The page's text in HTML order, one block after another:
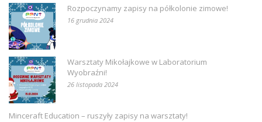
Rozpoczynamy zapisy na półkolonie zimowe!
16 grudnia 2024
Warsztaty Mikołajkowe w Laboratorium
Wyobraźni!
26 listopada 2024
Minceraft Education – ruszyły zapisy na warsztaty!